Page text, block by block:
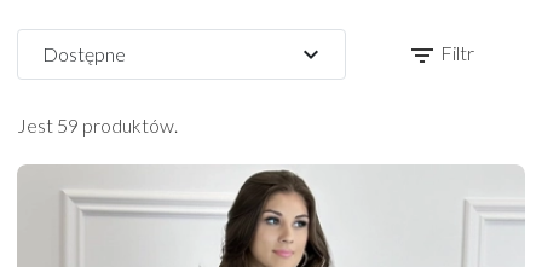
Jest 59 produktów.
Dostępne expand_more filter_list Filtr